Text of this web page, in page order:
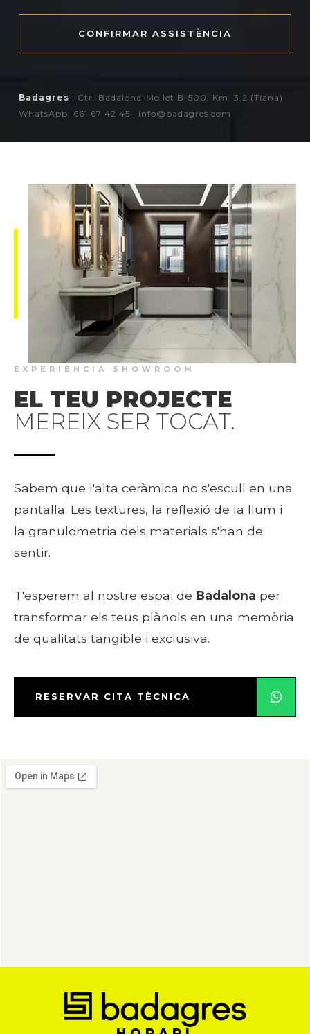
CONFIRMAR ASSISTÈNCIA
Badagres | Ctr. Badalona-Mollet B-500, Km. 3,2 (Tiana)
WhatsApp: 661 67 42 45 | info@badagres.com
EXPERIÈNCIA SHOWROOM
EL TEU PROJECTE
MEREIX SER TOCAT.
Sabem que l'alta ceràmica no s'escull en una
pantalla. Les textures, la reflexió de la llum i
la granulometria dels materials s'han de
sentir.
T'esperem al nostre espai de Badalona per
transformar els teus plànols en una memòria
de qualitats tangible i exclusiva.
RESERVAR CITA TÈCNICA